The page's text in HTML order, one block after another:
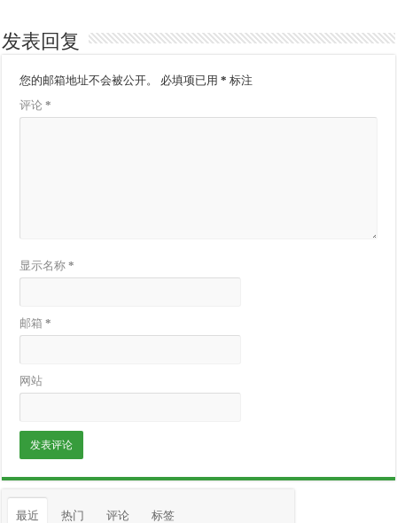
发表回复
您的邮箱地址不会被公开。 必填项已用* 标注
评论*
显示名称*
邮箱*
网站
最近 热门 评论 标签